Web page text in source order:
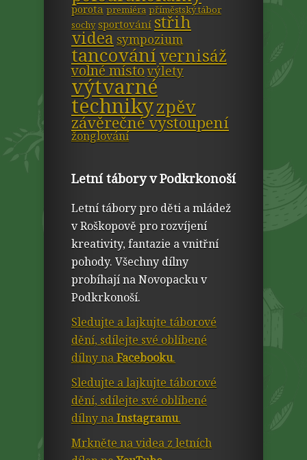
porota premiéra příměstský tábor
sochy sportování střih
videa sympozium
tancovánívernisáž
volné místovýlety
výtvarné
technikyzpěv
závěrečné vystoupení
žonglování
Letní tábory v Podkrkonoší
Letní tábory pro děti a mládež
v Roškopově pro rozvíjení
kreativity, fantazie a vnitřní
pohody. Všechny dílny
probíhají na Novopacku v
Podkrkonoší.
Sledujte a lajkujte táborové
dění, sdílejte své oblíbené
dílny naFacebooku.
Sledujte a lajkujte táborové
dění, sdílejte své oblíbené
dílny naInstagramu.
Mrkněte na videa z letních